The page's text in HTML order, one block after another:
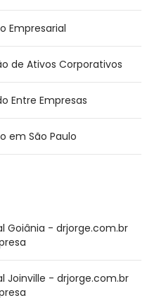
Empresarial
de Ativos Corporativos
Entre Empresas
em São Paulo
Goiânia - drjorge.com.br
Joinville - drjorge.com.br